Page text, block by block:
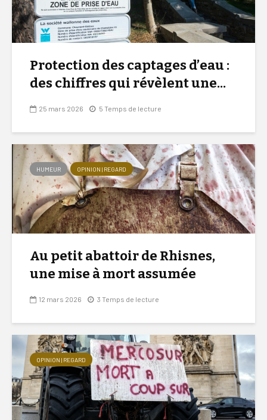
Protection des captages d’eau :
des chiffres qui révèlent une...
25 mars 2026 5 Temps de lecture
HUMEUR OPINION | REGARD
Au petit abattoir de Rhisnes,
une mise à mort assumée
12 mars 2026 3 Temps de lecture
OPINION | REGARD